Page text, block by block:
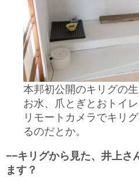
本邦初公開のキリグの
お水、爪とぎとおトイ
リモートカメラでキリ
るのだとか。
−−キリグから見た、井上さ
ます？